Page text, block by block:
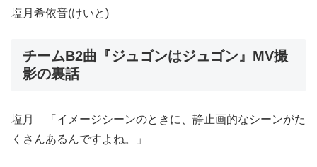
塩月希依音(けいと)
チームB2曲『ジュゴンはジュゴン』MV撮
影の裏話
塩月 「イメージシーンのときに、静止画的なシーンがた
くさんあるんですよね。」